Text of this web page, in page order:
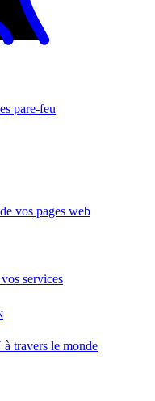
pare-feu
vos pages web
services
travers le monde